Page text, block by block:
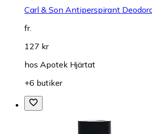
Carl & Son Antiperspirant
fr.
127 kr
hos Apotek Hjärtat
+6 butiker